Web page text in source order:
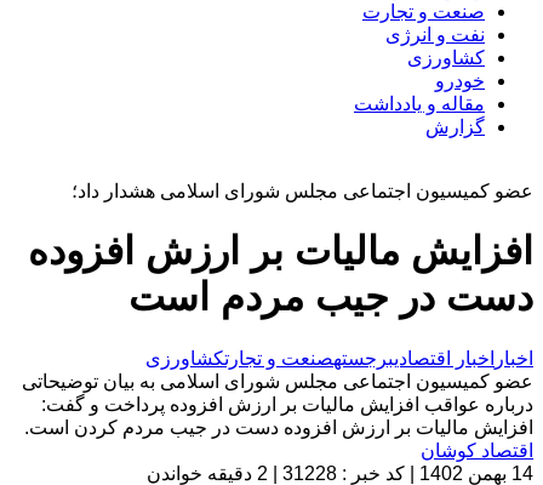
صنعت و تجارت
نفت و انرژی
کشاورزی
خودرو
مقاله و یادداشت
گزارش
عضو کمیسیون اجتماعی مجلس شورای اسلامی هشدار داد؛
افزایش مالیات بر ارزش افزوده
دست در جیب مردم است
اخبار اخبار اقتصادیبرجستهصنعت و تجارتکشاورزی
عضو کمیسیون اجتماعی مجلس شورای اسلامی به بیان توضیحاتی
درباره عواقب افزایش مالیات بر ارزش افزوده پرداخت و گفت:
افزایش مالیات بر ارزش افزوده دست در جیب مردم کردن است.
اقتصاد کوشان
14 بهمن 1402
کد خبر : 31228
2 دقیقه خواندن